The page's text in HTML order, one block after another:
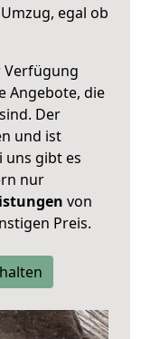
egal ob
Verfügung
Angebote, die
Der
und ist
uns gibt es
nur
von
Preis.